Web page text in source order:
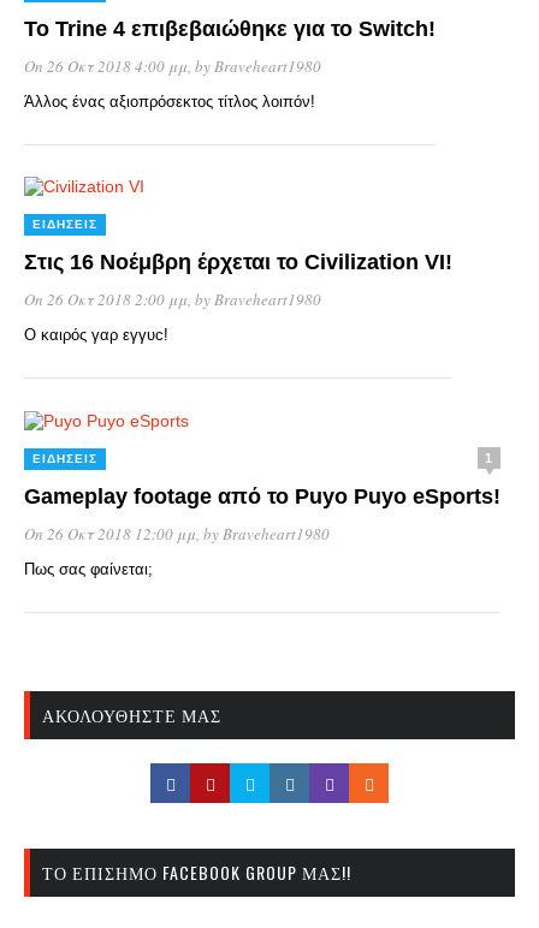
Το Trine 4 επιβεβαιώθηκε για το Switch!
On 26 Οκτ 2018 4:00 μμ, byBraveheart1980
Άλλος ένας αξιοπρόσεκτος τίτλος λοιπόν!
ΕΙΔΉΣΕΙΣ
Στις 16 Νοέμβρη έρχεται το Civilization VI!
On 26 Οκτ 2018 2:00 μμ, byBraveheart1980
Ο καιρός γαρ εγγυc!
ΕΙΔΉΣΕΙΣ 1
Gameplay footage από το Puyo Puyo eSports!
On 26 Οκτ 2018 12:00 μμ , by Braveheart1980
Πως σας φαίνεται;
ΑΚΟΛΟΥΘΉΣΤΕ ΜΑΣ
ΤΟ ΕΠΊΣΗΜΟ FACEBOOK GROUP ΜΑΣ!!